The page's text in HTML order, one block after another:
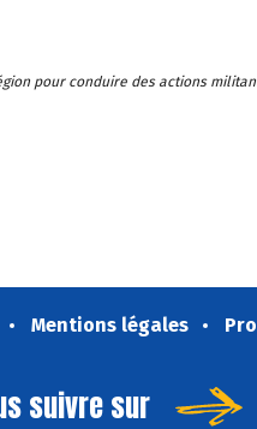
pour conduire des actions
Mentions légales
suivre sur